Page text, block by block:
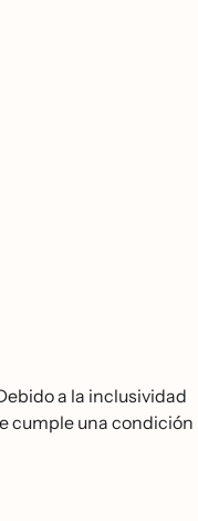
a la inclusividad
cumple una condición